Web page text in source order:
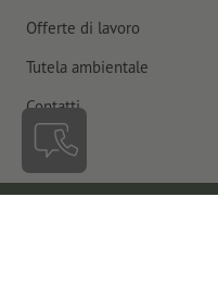
Offerte di lavoro
Tutela ambientale
Contatti